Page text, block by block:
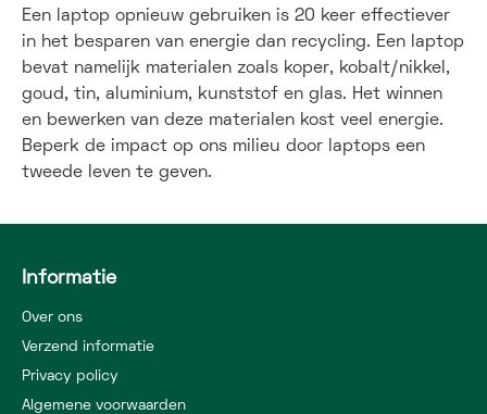
Een laptop opnieuw gebruiken is 20 keer effectiever
in het besparen van energie dan recycling. Een laptop
bevat namelijk materialen zoals koper, kobalt/nikkel,
goud, tin, aluminium, kunststof en glas. Het winnen
en bewerken van deze materialen kost veel energie.
Beperk de impact op ons milieu door laptops een
tweede leven te geven.
Informatie
Over ons
Verzend informatie
Privacy policy
Algemene voorwaarden